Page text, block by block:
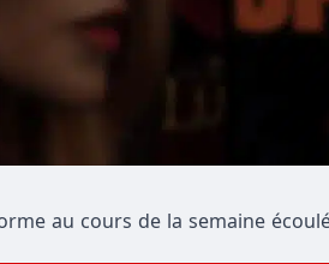
au cours de la semaine